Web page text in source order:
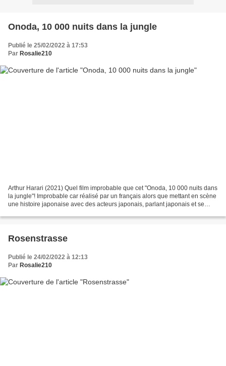
Onoda, 10 000 nuits dans la jungle
Publié le 25/02/2022 à 17:53
Par Rosalie210
Arthur Harari (2021) Quel film improbable que cet "Onoda, 10 000 nuits dans
la jungle"! Improbable car réalisé par un français alors que mettant en scène
une histoire japonaise avec des acteurs japonais, parlant japonais et se
Rosenstrasse
Publié le 24/02/2022 à 12:13
Par Rosalie210